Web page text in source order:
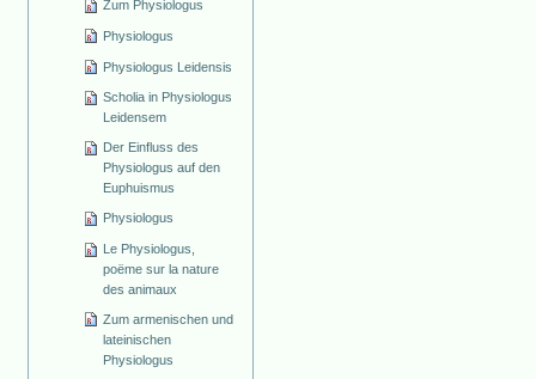
Zum Physiologus
Physiologus
Physiologus Leidensis
Scholia in Physiologus
Leidensem
Der Einfluss des
Physiologus auf den
Euphuismus
Physiologus
Le Physiologus,
poëme sur la nature
des animaux
Zum armenischen und
lateinischen
Physiologus